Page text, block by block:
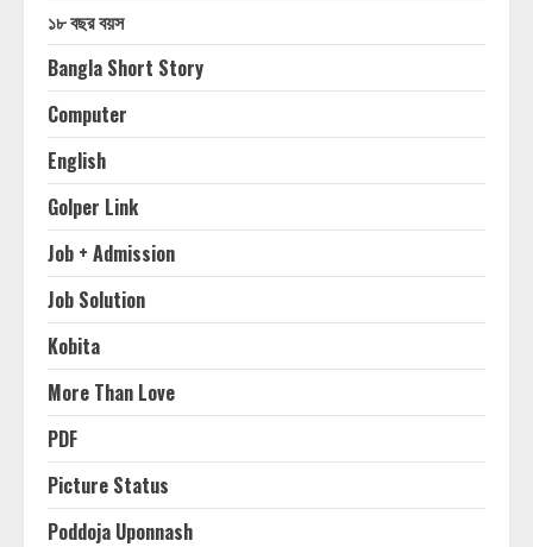
১৮ বছর বয়স
Bangla Short Story
Computer
English
Golper Link
Job + Admission
Job Solution
Kobita
More Than Love
PDF
Picture Status
Poddoja Uponnash